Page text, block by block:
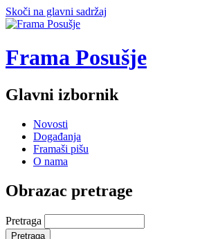
Skoči na glavni sadržaj
Frama Posušje
Glavni izbornik
Novosti
Događanja
Framaši pišu
O nama
Obrazac pretrage
Pretraga